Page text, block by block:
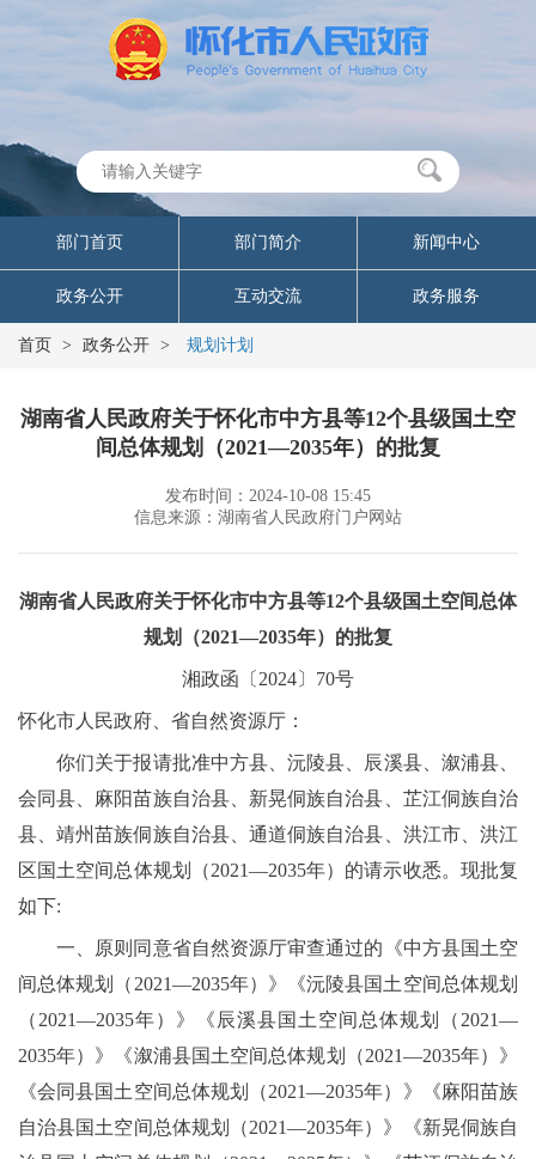
部门首页 部门简介 新闻中心
政务公开 互动交流 政务服务
首页 > 政务公开 > 规划计划
湖南省人民政府关于怀化市中方县等12个县级国土空
间总体规划（2021—2035年）的批复
发布时间：2024-10-08 15:45
信息来源：湖南省人民政府门户网站
湖南省人民政府关于怀化市中方县等12个县级国土空间总体
规划（2021—2035年）的批复
湘政函〔2024〕70号
怀化市人民政府、省自然资源厅：
你们关于报请批准中方县、沅陵县、辰溪县、溆浦县、
会同县、麻阳苗族自治县、新晃侗族自治县、芷江侗族自治
县、靖州苗族侗族自治县、通道侗族自治县、洪江市、洪江
区国土空间总体规划（2021—2035年）的请示收悉。现批复
如下:
一、原则同意省自然资源厅审查通过的《中方县国土空
间总体规划（2021—2035年）》《沅陵县国土空间总体规划
（2021—2035年）》《辰溪县国土空间总体规划（2021—
2035年）》《溆浦县国土空间总体规划（2021—2035年）》
《会同县国土空间总体规划（2021—2035年）》《麻阳苗族
自治县国土空间总体规划（2021—2035年）》《新晃侗族自